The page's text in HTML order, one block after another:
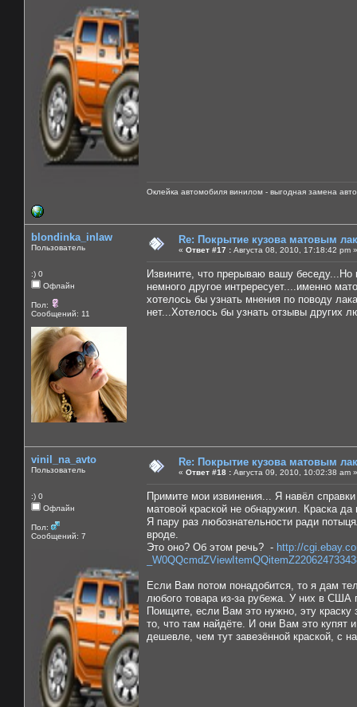
Оклейка автомобиля винилом - выгодная замена
blondinka_inlaw
Пользователь
:) 0
Офлайн
Пол:
Сообщений: 11
Re: Покрытие кузова матовым
« Ответ #17 : Августа 08, 2010, 17:18:42 pm »
Извините, что прерываю вашу беседу...Но
немного другое интрересует....именно
хотелось бы узнать мнения по поводу
нет...Хотелось бы узнать отзывы других
vinil_na_avto
Пользователь
:) 0
Офлайн
Пол:
Сообщений: 7
Re: Покрытие кузова матовым
« Ответ #18 : Августа 09, 2010, 10:02:38 am »
Примите мои извинения... Я навёл
матовой краской не обнаружил. Краска
Я пару раз любознательности ради
вроде.
Это оно? Об этом речь? - http://
Если Вам потом понадобится, то я дам
любого товара из-за рубежа. У них в США
Поищите, если Вам это нужно, эту краску
то, что там найдёте. И они Вам это купят
дешевле, чем тут завезённой краской, с